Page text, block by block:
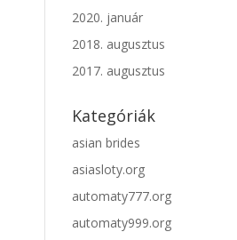
2020. január
2018. augusztus
2017. augusztus
Kategóriák
asian brides
asiasloty.org
automaty777.org
automaty999.org